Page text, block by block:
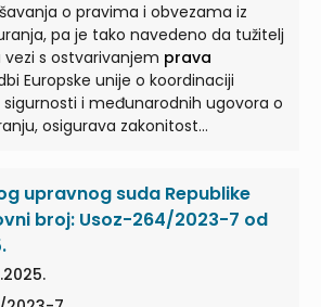
o pravima i obvezama iz
pa je tako navedeno da tužitelj
s ostvarivanjem prava
i međunarodnih ugovora o
osigurava zakonitost
upravnog suda Republike
broj: Usoz-264/2023-7 od